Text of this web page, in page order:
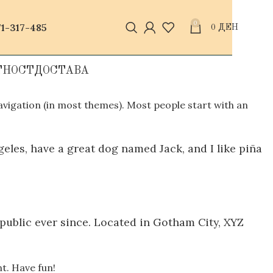
317-485 0
0 ДЕН
ДОСТАВА
(in most themes). Most people start with an
have a great dog named Jack, and I like piña
ever since. Located in Gotham City, XYZ
Have fun!